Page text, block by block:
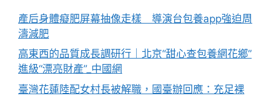
產后身體癡肥屏幕抽像走樣 導演台包養app強迫周
濤減肥
高東西的品質成長調研行｜北京“甜心查包養網花鄉”
進級“漂亮財產”_中國網
臺灣花蓮陸配女村長被解職，國臺辦回應：充足裸